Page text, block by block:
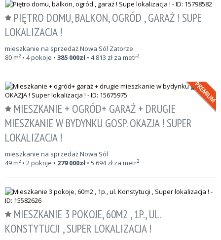
PIĘTRO DOMU, BALKON, OGRÓD , GARAŻ ! SUPE
LOKALIZACJA !
mieszkanie na sprzedaż Nowa Sól Zatorze
80m² • 4 pokoje • 385 000zł • 4 813 zł za metr2
MIESZKANIE + OGRÓD+ GARAŻ + DRUGIE
MIESZKANIE W BYDYNKU GOSP. OKAZJA ! SUPER
LOKALIZACJA !
mieszkanie na sprzedaż Nowa Sól
49m² • 2 pokoje • 279 000zł • 5 694zł za metr2
MIESZKANIE 3 POKOJE, 60M2 , 1P., UL.
KONSTYTUCJI , SUPER LOKALIZACJA !